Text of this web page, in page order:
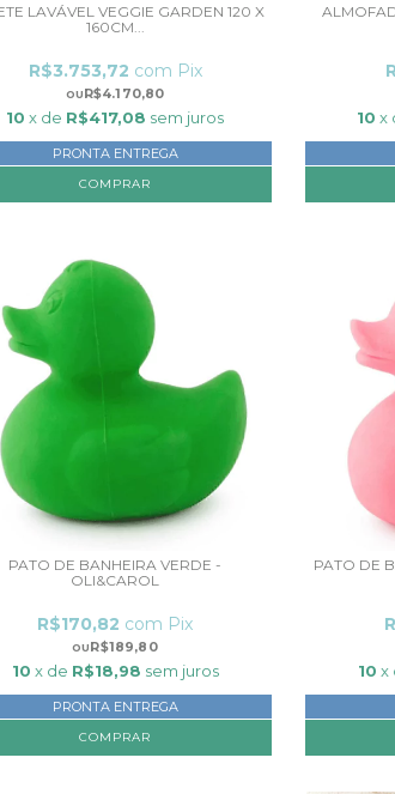
LAVÁVEL VEGGIE GARDEN 120 X
160CM...
R$4.170,80
R$3.753,72 com Pix
10 x de R$417,08 sem juros
PRONTA ENTREGA
10 x
PATO DE BANHEIRA VERDE -
OLI&CAROL
R$189,80
R$170,82 com Pix
10 x de R$18,98 sem juros
PRONTA ENTREGA
PATO DE
10 x